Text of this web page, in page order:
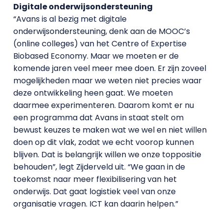
Digitale onderwijsondersteuning
“Avans is al bezig met digitale
onderwijsondersteuning, denk aan de MOOC’s
(online colleges) van het Centre of Expertise
Biobased Economy. Maar we moeten er de
komende jaren veel meer mee doen. Er zijn zoveel
mogelijkheden maar we weten niet precies waar
deze ontwikkeling heen gaat. We moeten
daarmee experimenteren. Daarom komt er nu
een programma dat Avans in staat stelt om
bewust keuzes te maken wat we wel en niet willen
doen op dit vlak, zodat we echt voorop kunnen
blijven. Dat is belangrijk willen we onze toppositie
behouden”, legt Zijderveld uit. “We gaan in de
toekomst naar meer flexibilisering van het
onderwijs. Dat gaat logistiek veel van onze
organisatie vragen. ICT kan daarin helpen.”